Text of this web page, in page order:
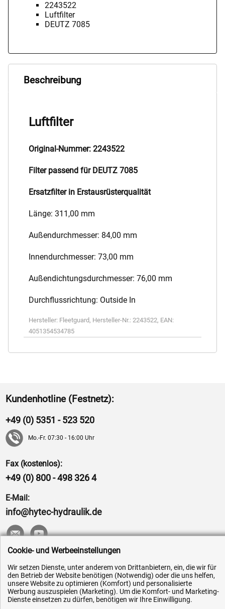
2243522
Luftfilter
DEUTZ 7085
Beschreibung
Luftfilter
Original-Nummer: 2243522
Filter passend für DEUTZ 7085
Ersatzfilter in Erstausrüsterqualität
Länge: 311,00 mm
Außendurchmesser: 84,00 mm
Innendurchmesser: 73,00 mm
Außendichtungsdurchmesser: 76,00 mm
Durchflussrichtung: Outside In
Hersteller: Fleetguard , Hersteller-Nr.: 2243522, EAN:
4051354534785
Kundenhotline (Festnetz):
+49 (0) 5351 - 523 520
Mo.-Fr. 07:30 - 16:00 Uhr
Fax (kostenlos):
+49 (0) 800 - 498 326 4
E-Mail:
info@hytec-hydraulik.de
Hilfe & Service
Versandkosten
Zahlungsarten
Cookie- und Werbeeinstellungen
Wir setzen Dienste, unter anderem von Drittanbietern, ein, die wir für
den Betrieb der Website benötigen (Notwendig) oder die uns helfen,
unsere Website zu optimieren (Komfort) und personalisierte
Werbung auszuspielen (Marketing). Um die Komfort- und Marketing-
Dienste einsetzen zu dürfen, benötigen wir Ihre Einwilligung.